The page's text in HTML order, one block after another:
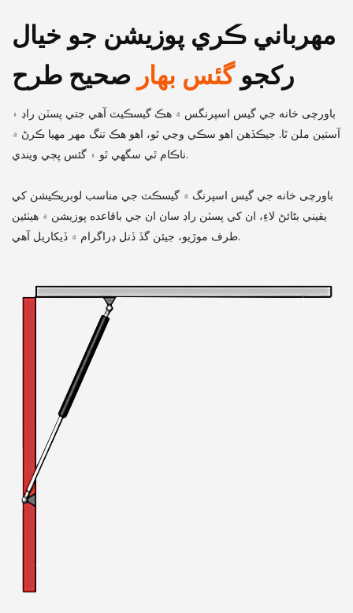
مهرباني ڪري پوزيشن جو خيال
رکجوگئس بهار صحيح طرح
باورچی خانه جي گيس اسپرنگس ۾ هڪ گيسڪيٽ آهي جتي پسٽن راڊ ۽
آستين ملن ٿا. جيڪڏهن اهو سڪي وڃي ٿو، اهو هڪ تنگ مهر مهيا ڪرڻ ۾
ناڪام ٿي سگهي ٿو ۽ گئس ڀڄي ويندي.
باورچی خانه جي گيس اسپرنگ ۾ گيسڪٽ جي مناسب لوبريڪيشن کي
يقيني بڻائڻ لاءِ، ان کي پسٽن راڊ سان ان جي باقاعده پوزيشن ۾ هيٺئين
طرف موڙيو، جيئن گڏ ڏنل ڊراگرام ۾ ڏيکاريل آهي.